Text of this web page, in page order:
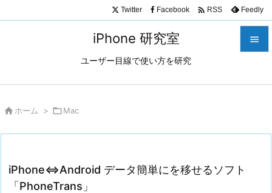
iPhone 研究室
ユーザー目線で使い方を研究

Twitter Facebook  RSS Feedly
 ホーム > Mac
iPhone⇔Android データ簡単にを移せるソフト
「PhoneTrans」